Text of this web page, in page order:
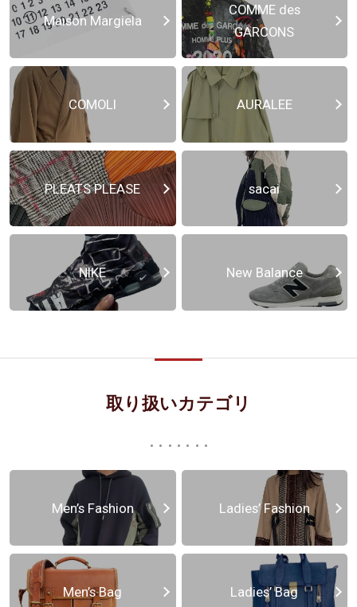
Maison Margiela
COMME des
GARCONS
COMOLI AURALEE
PLEATS PLEASE sacai
NIKE New Balance
取り扱いカテゴリ
Men’s Fashion Ladies’ Fashion
Men’s Bag Ladies’ Bag